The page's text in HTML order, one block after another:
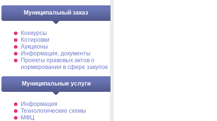
Муниципальный заказ
Конкурсы
Котировки
Аукционы
Информация, документы
Проекты правовых актов о
нормировании в сфере закупок
Муниципальные услуги
Информация
Технологические схемы
МФЦ